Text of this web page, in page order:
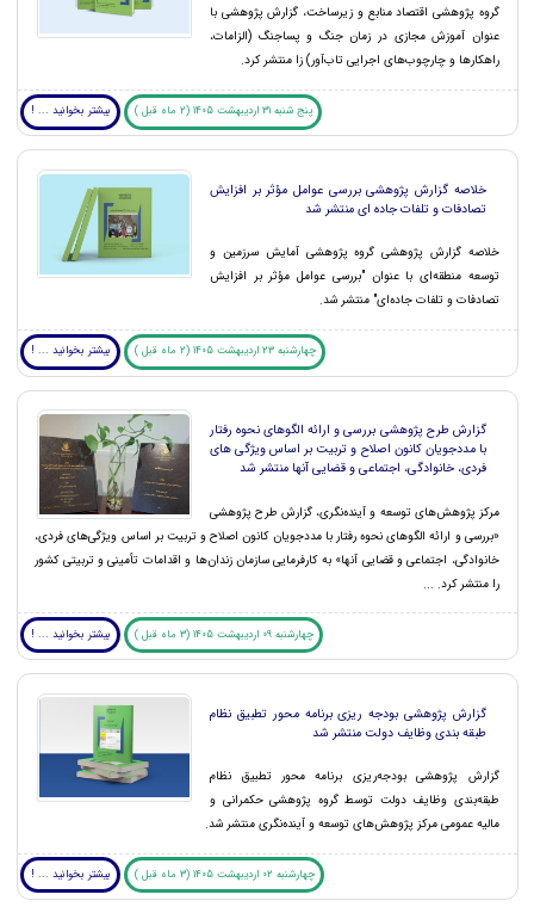
گروه پژوهشی اقتصاد منابع و زیرساخت، گزارش پژوهشی با
عنوان آموزش مجازی در زمان جنگ و پساجنگ (الزامات،
راهکارها و چارچوب‌های اجرایی تاب‌آور) زا منتشر کرد.
پنج شنبه 31 اردیبهشت 1405 (2 ماه قبل ) بیشتر بخوانید ... !
خلاصه گزارش پژوهشی بررسی عوامل مؤثر بر افزایش
تصادفات و تلفات جاده ای منتشر شد
خلاصه گزارش پژوهشی گروه پژوهشی آمایش سرزمین و
توسعه منطقه‌ای با عنوان "بررسی عوامل مؤثر بر افزایش
تصادفات و تلفات جاده‌ای" منتشر شد.
چهارشنبه 23 اردیبهشت 1405 (2 ماه قبل ) بیشتر بخوانید ... !
گزارش طرح پژوهشی بررسی و ارائه الگوهای نحوه رفتار
با مددجویان کانون اصلاح و تربیت بر اساس ویژگی های
فردی، خانوادگی، اجتماعی و قضایی آنها منتشر شد
مرکز پژوهش‌های توسعه و آینده‌نگری، گزارش طرح پژوهشی
«بررسی و ارائه الگوهای نحوه رفتار با مددجویان کانون اصلاح و تربیت بر اساس ویژگی‌های فردی،
خانوادگی، اجتماعی و قضایی آنها» به کارفرمایی سازمان زندان‌ها و اقدامات تأمینی و تربیتی کشور
را منتشر کرد. ...
چهارشنبه 09 اردیبهشت 1405 (3 ماه قبل ) بیشتر بخوانید ... !
گزارش پژوهشی بودجه ریزی برنامه محور تطبیق نظام
طبقه بندی وظایف دولت منتشر شد
گزارش پژوهشی بودجه‌ریزی برنامه محور تطبیق نظام
طبقه‌بندی وظایف دولت توسط گروه پژوهشی حکمرانی و
مالیه عمومی مرکز پژوهش‌های توسعه و آینده‌نگری منتشر شد.
چهارشنبه 02 اردیبهشت 1405 (3 ماه قبل ) بیشتر بخوانید ... !